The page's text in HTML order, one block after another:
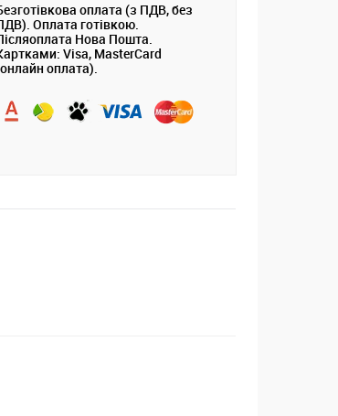
оплата (з ПДВ, без
Оплата готівкою.
Нова Пошта.
Visa, MasterCard
оплата).